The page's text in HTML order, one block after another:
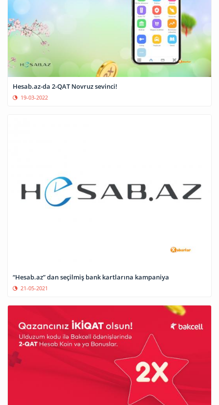
Hesab.az-da 2-QAT Novruz sevinci!
19-03-2022
“Hesab.az” dan seçilmiş bank kartlarına kampaniya
21-05-2021